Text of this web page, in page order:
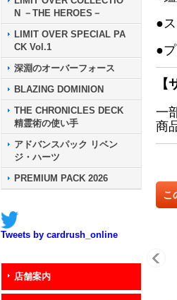
N －THE HEROES－
LIMIT OVER SPECIAL PA
CK Vol.1
深淵のオーバーフォース
BLAZING DOMINION
THE CHRONICLES DECK
精霊術の使い手
アドバンスパック リベン
ジ・ハーツ
PREMIUM PACK 2026
Tweets by cardrush_online
店舗案内
●
●
一
商
こ